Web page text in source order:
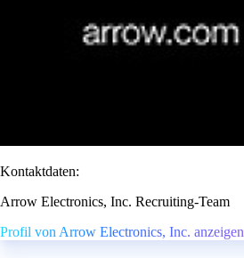
Kontaktdaten:
Arrow Electronics, Inc. Recruiting-Team
Profil von Arrow Electronics, Inc. anzeigen